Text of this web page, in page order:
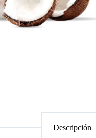
Descripción